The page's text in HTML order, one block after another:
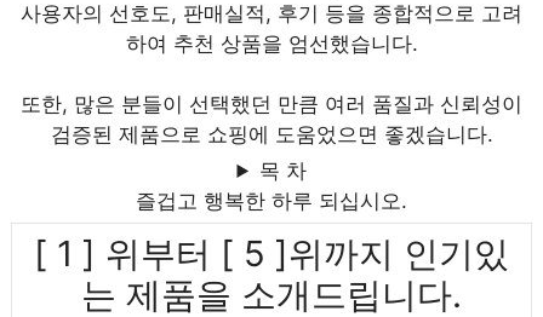
사용자의 선호도, 판매실적, 후기 등을 종합적으로 고려
하여 추천 상품을 엄선했습니다.
또한, 많은 분들이 선택했던 만큼 여러 품질과 신뢰성이
검증된 제품으로 쇼핑에 도움었으면 좋겠습니다.
목 차
즐겁고 행복한 하루 되십시오.
[ 1 ] 위부터 [ 5 ]위까지 인기있
는 제품을 소개드립니다.